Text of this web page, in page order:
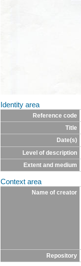
Identity area
Reference code
Title
Date(s)
Level of description
Extent and medium
Context area
Name of creator
Repository